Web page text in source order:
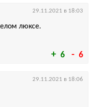
6 6
люксе.
29.11.2021 в 18:03
29.11.2021 в 18:06